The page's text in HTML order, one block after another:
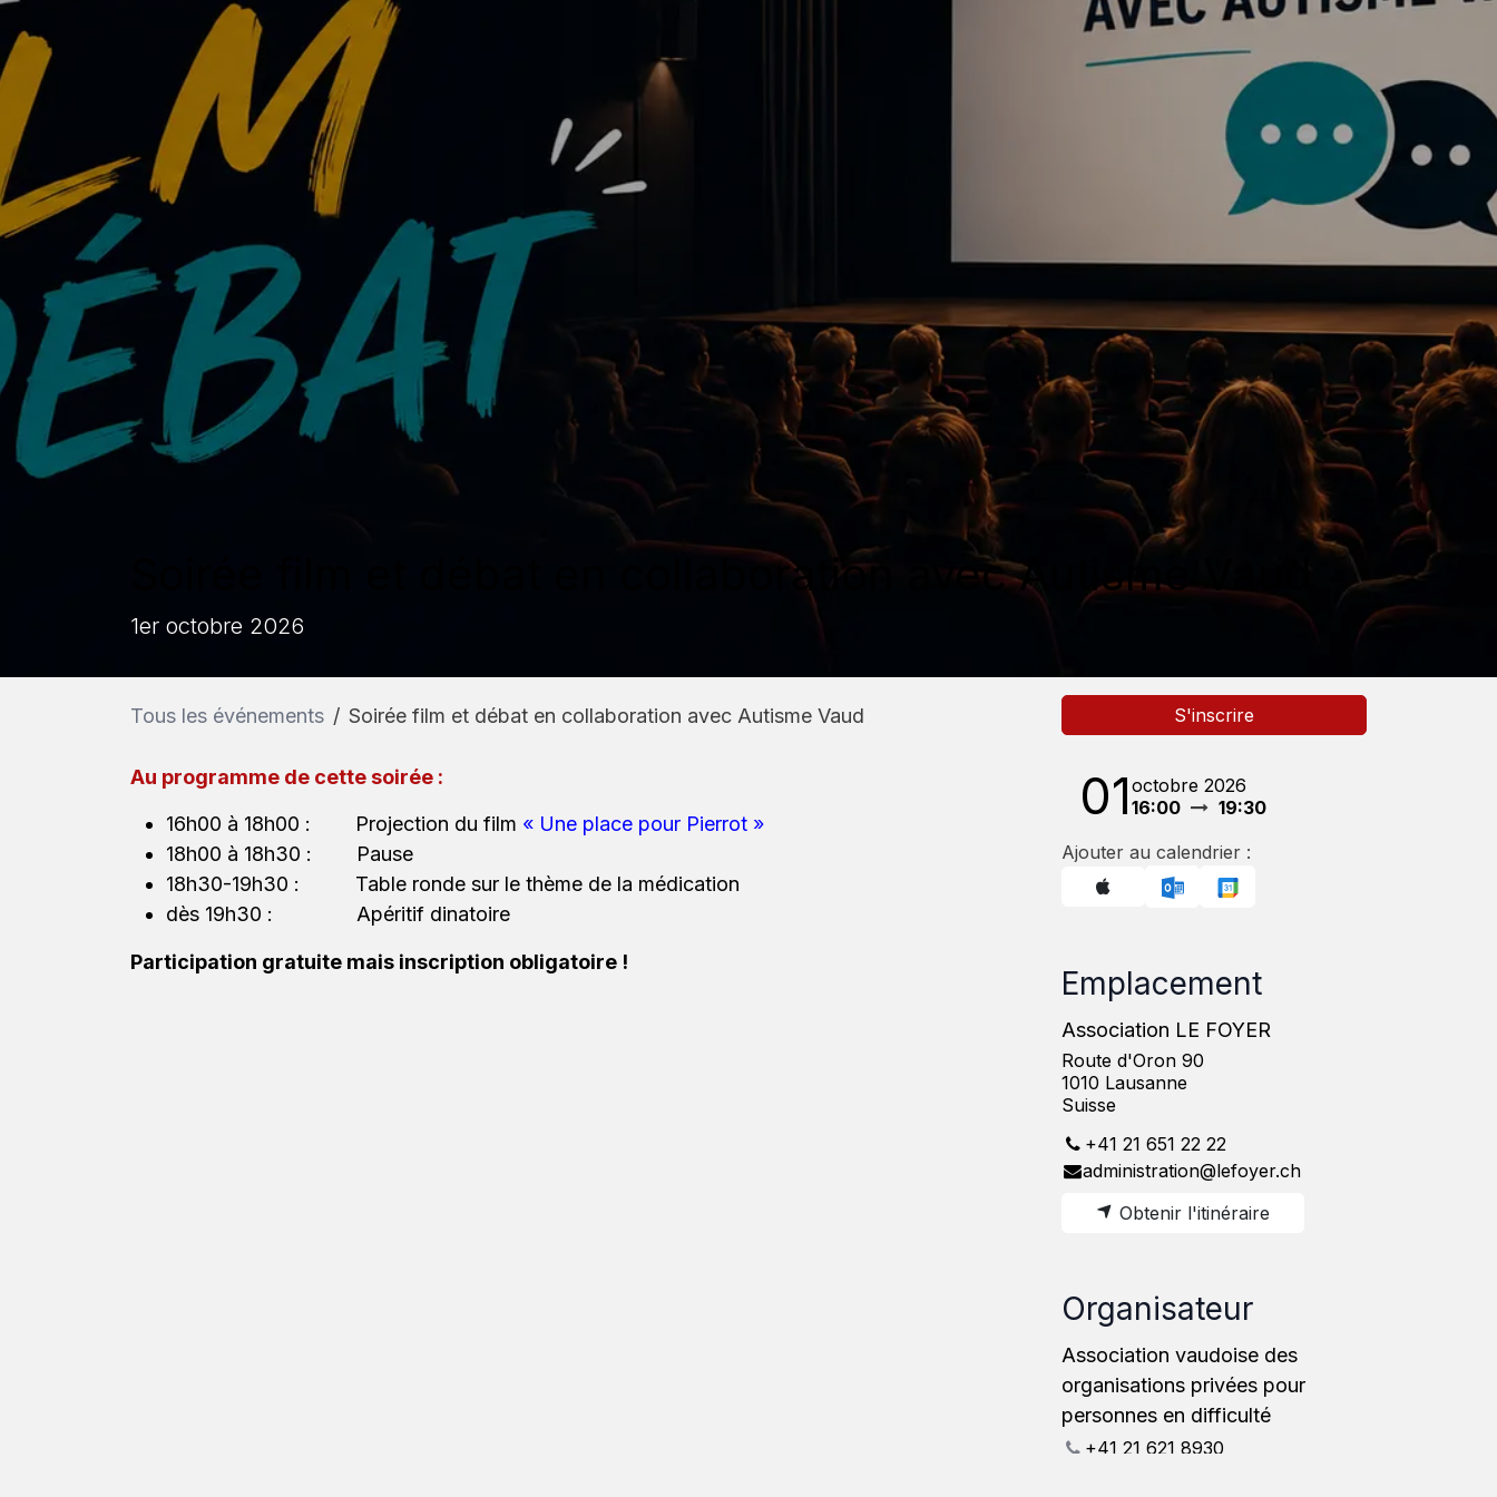
Soirée film et débat en collaboration avec Autisme Vaud
1er octobre 2026
Tous les événements Soirée film et débat en collaboration avec Autisme Vaud
Au programme de cette soirée :
16h00 à 18h00 : Projection du film « Une place pour Pierrot »
18h00 à 18h30 : Pause
18h30-19h30 : Table ronde sur le thème de la médication
dès 19h30 : Apéritif dinatoire
Participation gratuite mais inscription obligatoire !
S'inscrire
01 octobre 2026
16:00
19:30
Ajouter au calendrier :
Emplacement
Association LE FOYER
Route d'Oron 90
1010 Lausanne
Suisse
+41 21 651 22 22
administration@lefoyer.ch
Obtenir l'itinéraire
Organisateur
Association vaudoise des
organisations privées pour
personnes en difficulté
+41 21 621 8930